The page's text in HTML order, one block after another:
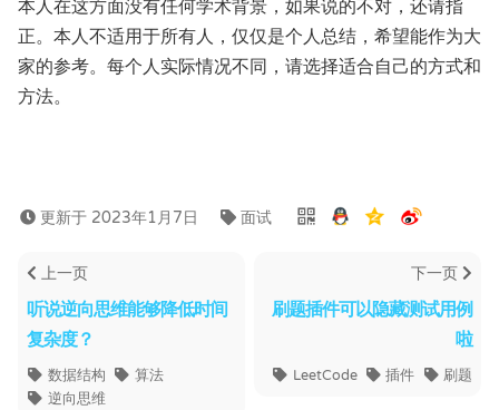
本人在这方面没有任何学术背景，如果说的不对，还请指
正。本人不适用于所有人，仅仅是个人总结，希望能作为大
家的参考。每个人实际情况不同，请选择适合自己的方式和
方法。
更新于 2023年1月7日 面试
上一页
听说逆向思维能够降低时间
复杂度？
数据结构
算法
逆向思维
下一页
刷题插件可以隐藏测试用例
啦
LeetCode 插件 刷题